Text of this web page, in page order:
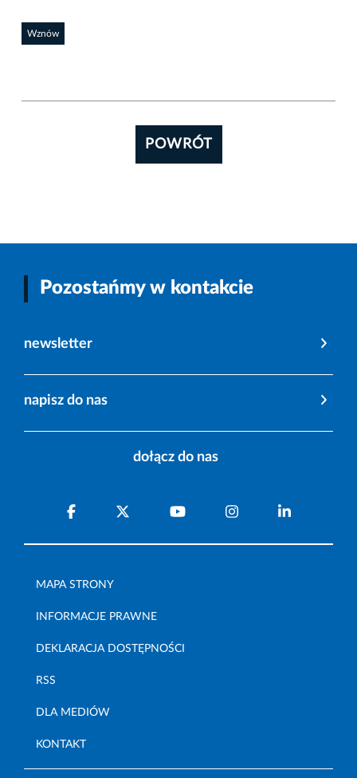
Wznów
POWRÓT
Pozostańmy w kontakcie
newsletter
napisz do nas
dołącz do nas
MAPA STRONY
INFORMACJE PRAWNE
DEKLARACJA DOSTĘPNOŚCI
RSS
DLA MEDIÓW
KONTAKT